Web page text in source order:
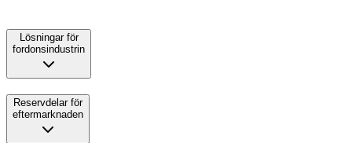
Lösningar för
fordonsindustrin
Reservdelar för
eftermarknaden